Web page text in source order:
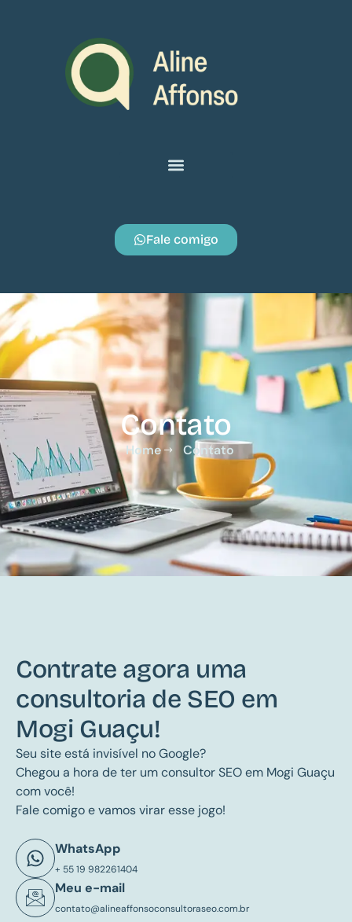
Fale comigo
Contato
Home Contato
Contrate agora uma
consultoria de SEO em
Mogi Guaçu!
Seu site está invisível no Google?
Chegou a hora de ter um consultor SEO em Mogi Guaçu
com você!
Fale comigo e vamos virar esse jogo!
WhatsApp
+ 55 19 982261404
Meu e-mail
contato@alineaffonsoconsultoraseo.com.br